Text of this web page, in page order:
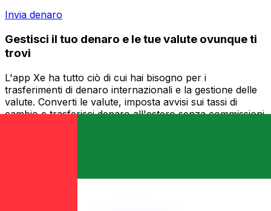
Invia denaro
Gestisci il tuo denaro e le tue valute ovunque ti
trovi
L'app Xe ha tutto ciò di cui hai bisogno per i
trasferimenti di denaro internazionali e la gestione delle
valute. Converti le valute, imposta avvisi sui tassi di
cambio e trasferisci denaro all'estero senza commissioni